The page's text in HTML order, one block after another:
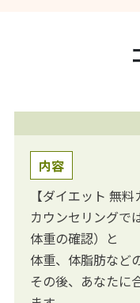
内容
【ダイエット 無料
カウンセリングで
体重の確認）と
体重、体脂肪など
その後、あなたに